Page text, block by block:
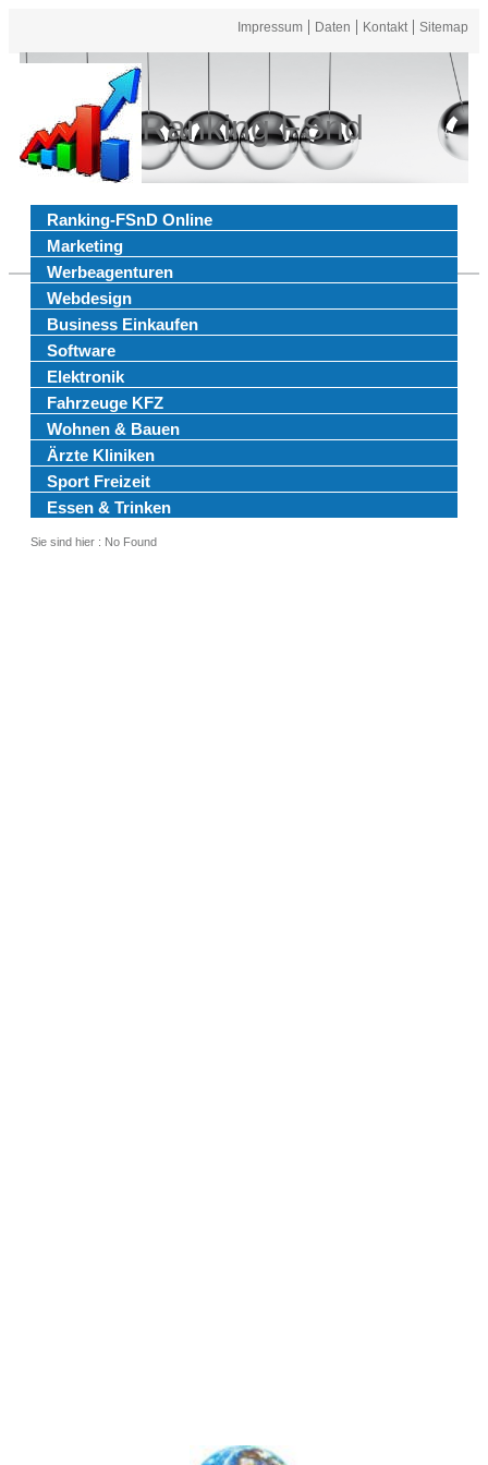
Impressum Daten Kontakt Sitemap
Ranking FSnd
Ranking-FSnD Online
Marketing
Werbeagenturen
Webdesign
Business Einkaufen
Software
Elektronik
Fahrzeuge KFZ
Wohnen & Bauen
Ärzte Kliniken
Sport Freizeit
Essen & Trinken
Sie sind hier : No Found